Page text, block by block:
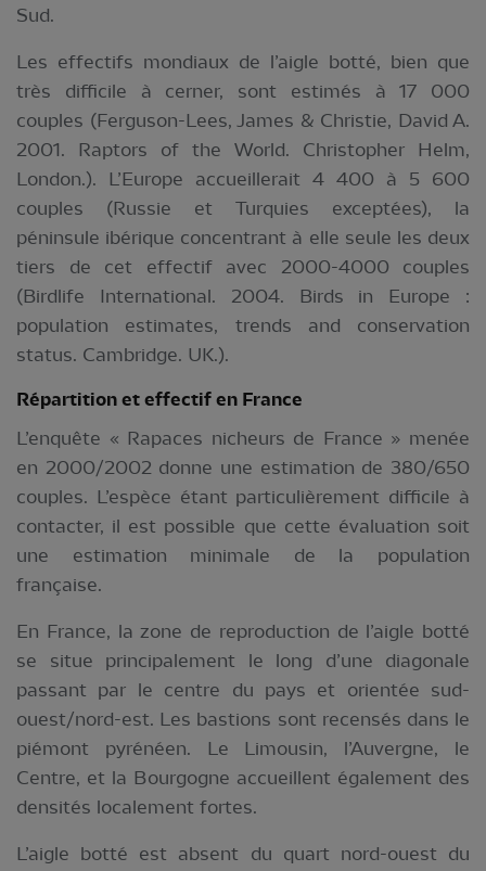
Sud.
Les effectifs mondiaux de l’aigle botté, bien que
très difficile à cerner, sont estimés à 17 000
couples (Ferguson-Lees, James & Christie, David A.
2001. Raptors of the World. Christopher Helm,
London.). L’Europe accueillerait 4 400 à 5 600
couples (Russie et Turquies exceptées), la
péninsule ibérique concentrant à elle seule les deux
tiers de cet effectif avec 2000-4000 couples
(Birdlife International. 2004. Birds in Europe :
population estimates, trends and conservation
status. Cambridge. UK.).
Répartition et effectif en France
L’enquête « Rapaces nicheurs de France » menée
en 2000/2002 donne une estimation de 380/650
couples. L’espèce étant particulièrement difficile à
contacter, il est possible que cette évaluation soit
une estimation minimale de la population
française.
En France, la zone de reproduction de l’aigle botté
se situe principalement le long d’une diagonale
passant par le centre du pays et orientée sud-
ouest/nord-est. Les bastions sont recensés dans le
piémont pyrénéen. Le Limousin, l’Auvergne, le
Centre, et la Bourgogne accueillent également des
densités localement fortes.
L’aigle botté est absent du quart nord-ouest du